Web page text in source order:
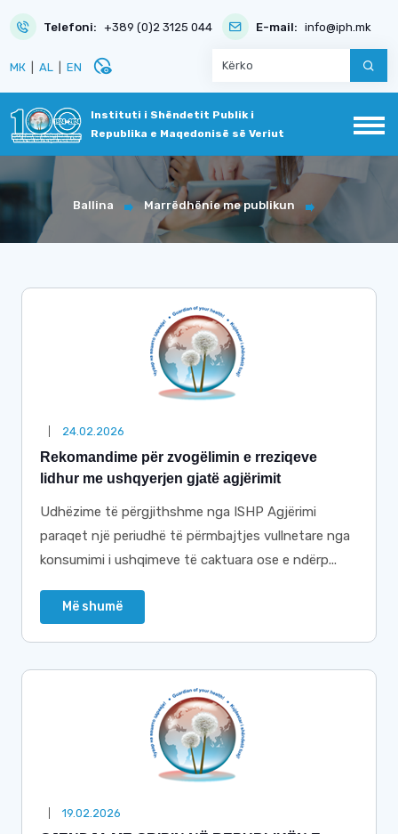
Telefoni: +389 (0)2 3125 044 E-mail: info@iph.mk
МК AL EN disabled_visible
Instituti i Shëndetit Publik i
Republika e Maqedonisë së Veriut
Ballina Marrëdhënie me publikun
24.02.2026
Rekomandime për zvogëlimin e rreziqeve
lidhur me ushqyerjen gjatë agjërimit
Udhëzime të përgjithshme nga ISHP Agjërimi
paraqet një periudhë të përmbajtjes vullnetare nga
konsumimi i ushqimeve të caktuara ose e ndërp...
Më shumë
19.02.2026